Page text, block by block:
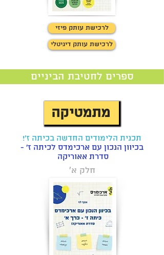
לחצו כאן למידע
לרכישת עותק פיזי
לרכישת עותק דיגיטלי
ספרים לחטיבת הביניים
מתמטיקה
תכנית הלימודים החדשה בכיתה ז'!
בכיוון הנכון עם ארכימדס לכיתה ז' -
סדרת אאוריקה
חלק א'